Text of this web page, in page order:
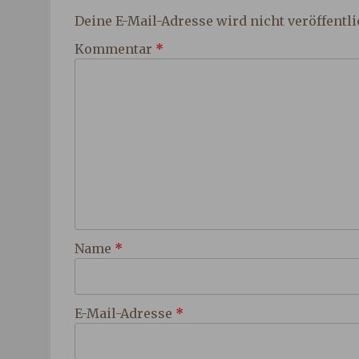
Deine E-Mail-Adresse wird nicht
Kommentar *
Name *
E-Mail-Adresse *